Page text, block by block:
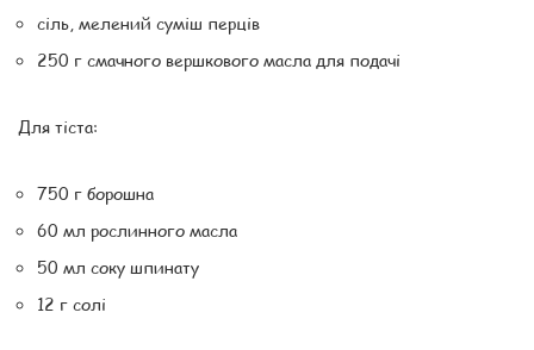
сіль, мелений суміш перців
250 г смачного вершкового масла для подачі
Для тіста:
750 г борошна
60 мл рослинного масла
50 мл соку шпинату
12 г солі